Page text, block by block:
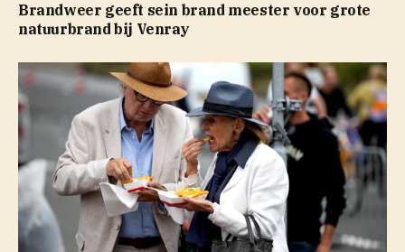
Brandweer geeft sein brand meester voor grote
natuurbrand bij Venray